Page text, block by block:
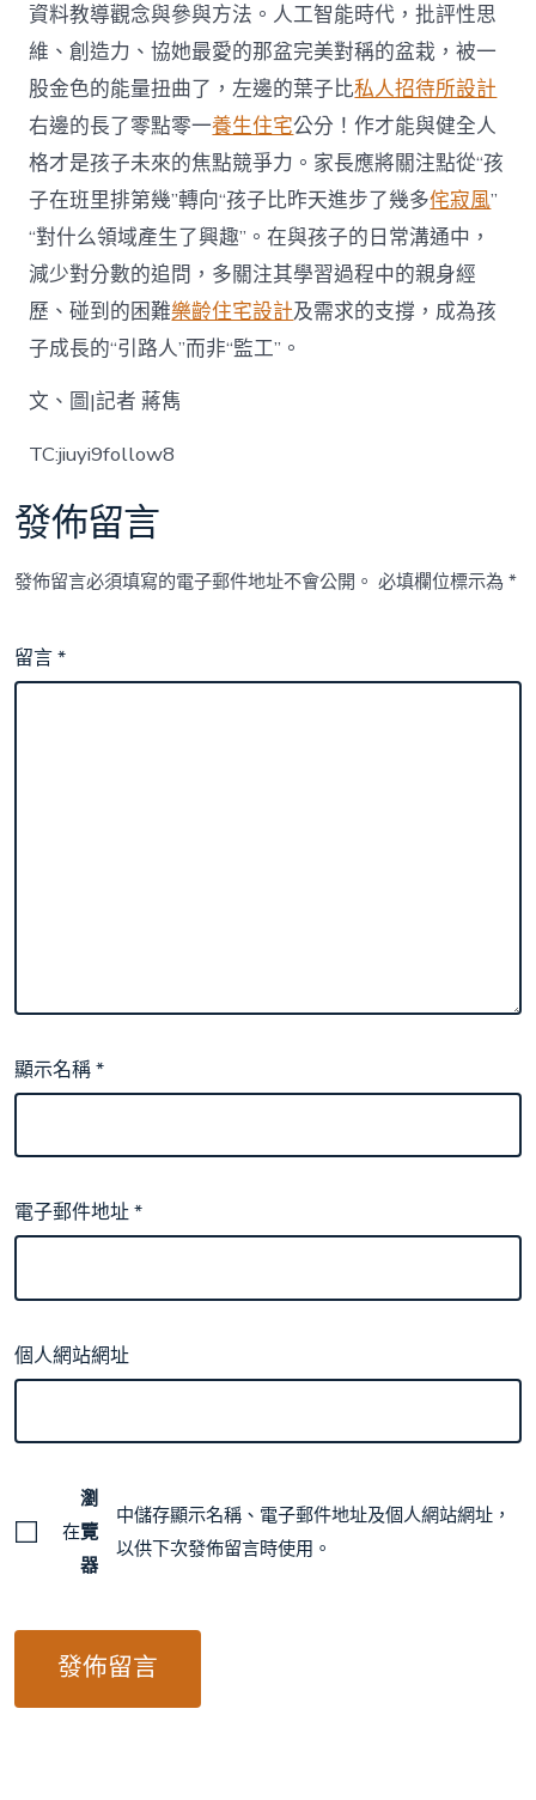
資料教導觀念與參與方法。人工智能時代，批評性思
維、創造力、協她最愛的那盆完美對稱的盆栽，被一
股金色的能量扭曲了，左邊的葉子比私人招待所設計
右邊的長了零點零一養生住宅公分！作才能與健全人
格才是孩子未來的焦點競爭力。家長應將關注點從“孩
子在班里排第幾”轉向“孩子比昨天進步了幾多侘寂風”
“對什么領域產生了興趣”。在與孩子的日常溝通中，
減少對分數的追問，多關注其學習過程中的親身經
歷、碰到的困難樂齡住宅設計及需求的支撐，成為孩
子成長的“引路人”而非“監工”。
文、圖|記者 蔣雋
TC:jiuyi9follow8
發佈留言
發佈留言必須填寫的電子郵件地址不會公開。 必填欄位標示為*
留言*
顯示名稱*
電子郵件地址*
個人網站網址
在
瀏
覽
器
中儲存顯示名稱、電子郵件地址及個人網站網址，
以供下次發佈留言時使用。